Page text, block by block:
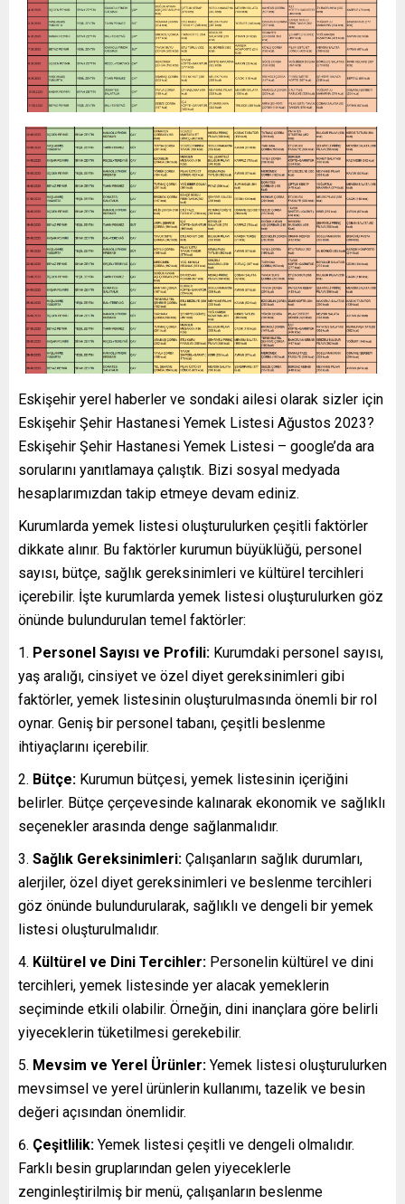
Eskişehir yerel haberler ve sondaki ailesi olarak sizler için
Eskişehir Şehir Hastanesi Yemek Listesi Ağustos 2023?
Eskişehir Şehir Hastanesi Yemek Listesi – google’da ara
sorularını yanıtlamaya çalıştık. Bizi sosyal medyada
hesaplarımızdan takip etmeye devam ediniz.
Kurumlarda yemek listesi oluşturulurken çeşitli faktörler
dikkate alınır. Bu faktörler kurumun büyüklüğü, personel
sayısı, bütçe, sağlık gereksinimleri ve kültürel tercihleri
içerebilir. İşte kurumlarda yemek listesi oluşturulurken göz
önünde bulundurulan temel faktörler:
Personel Sayısı ve Profili: Kurumdaki personel sayısı,
yaş aralığı, cinsiyet ve özel diyet gereksinimleri gibi
faktörler, yemek listesinin oluşturulmasında önemli bir rol
oynar. Geniş bir personel tabanı, çeşitli beslenme
ihtiyaçlarını içerebilir.
Bütçe: Kurumun bütçesi, yemek listesinin içeriğini
belirler. Bütçe çerçevesinde kalınarak ekonomik ve sağlıklı
seçenekler arasında denge sağlanmalıdır.
Sağlık Gereksinimleri: Çalışanların sağlık durumları,
alerjiler, özel diyet gereksinimleri ve beslenme tercihleri
göz önünde bulundurularak, sağlıklı ve dengeli bir yemek
listesi oluşturulmalıdır.
Kültürel ve Dini Tercihler: Personelin kültürel ve dini
tercihleri, yemek listesinde yer alacak yemeklerin
seçiminde etkili olabilir. Örneğin, dini inançlara göre belirli
yiyeceklerin tüketilmesi gerekebilir.
Mevsim ve Yerel Ürünler: Yemek listesi oluşturulurken
mevsimsel ve yerel ürünlerin kullanımı, tazelik ve besin
değeri açısından önemlidir.
Çeşitlilik: Yemek listesi çeşitli ve dengeli olmalıdır.
Farklı besin gruplarından gelen yiyeceklerle
zenginleştirilmiş bir menü, çalışanların beslenme